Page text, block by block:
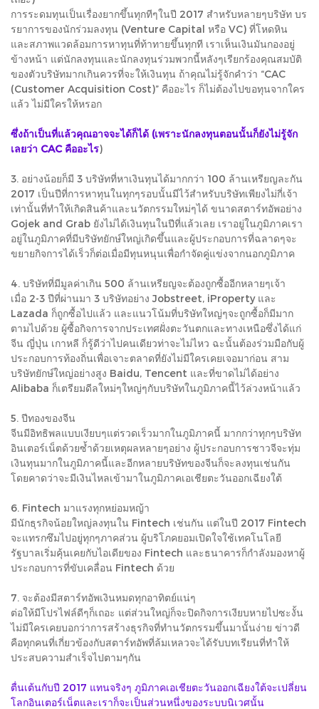
การระดมทุนเป็นเรื่องยากขึ้นทุกทีๆในปี 2017 สำหรับหลายๆบริษัท บร
รยาการของนักร่วมลงทุน (Venture Capital หรือ VC) ที่โหดหิน
และสภาพแวดล้อมการหาทุนที่ท้าทายขึ้นทุกที เราเห็นเงินมันกองอยู่
ข้างหน้า แต่นักลงทุนและนักลงทุนร่วมพวกนี้หลังๆเรียกร้องคุณสมบัติ
ของตัวบริษัทมากเกินควรที่จะให้เงินทุน ถ้าคุณไม่รู้จักคำว่า “CAC
(Customer Acquisition Cost)” คืออะไร ก็ไม่ต้องไปขอทุนจากใคร
แล้ว ไม่มีใครให้หรอก
ซึ่งถ้าเป็นที่แล้วคุณอาจจะได้ก็ได้ (เพราะนักลงทุนตอนนั้นก็ยังไม่รู้จัก
เลยว่า CAC คืออะไร)
3. อย่างน้อยก็มี 3 บริษัทที่หาเงินทุนได้มากกว่า 100 ล้านเหรียญละกัน
2017 เป็นปีที่การหาทุนในทุกๆรอบนั้นมีไว้สำหรับบริษัทเพียงไม่กี่เจ้า
เท่านั้นที่ทำให้เกิดสินค้าและนวัตกรรมใหม่ๆได้ ขนาดสตาร์ทอัพอย่าง
Gojek and Grab ยังไม่ได้เงินทุนในปีที่แล้วเลย เราอยู่ในภูมิภาคเรา
อยู่ในภูมิภาคที่มีบริษัทยักษ์ใหญ่เกิดขึ้นและผู้ประกอบการที่ฉลาดๆจะ
ขยายกิจการได้เร็วก็ต่อเมื่อมีทุนหนุนเพื่อกำจัดคู่แข่งจากนอกภูมิภาค
4. บริษัทที่มีมูลค่าเกิน 500 ล้านเหรียญจะต้องถูกซื้ออีกหลายๆเจ้า
เมื่อ 2-3 ปีที่ผ่านมา 3 บริษัทอย่าง Jobstreet, iProperty และ
Lazada ก็ถูกซื้อไปแล้ว และแนวโน้มที่บริษัทใหญ่ๆจะถูกซื้อก็มีมาก
ตามไปด้วย ผู้ซื้อกิจการจากประเทศฝั่งตะวันตกและทางเหนือซึ่งได้แก่
จีน ญี่ปุ่น เกาหลี ก็รู้ดีว่าไปคนเดียวท่าจะไม่ไหว ฉะนั้นต้องร่วมมือกับผู้
ประกอบการท้องถิ่นเพื่อเจาะตลาดที่ยังไม่มีใครเคยเจอมาก่อน สาม
บริษัทยักษ์ใหญ่อย่างสูง Baidu, Tencent และที่ขาดไม่ได้อย่าง
Alibaba ก็เตรียมดีลใหม่ๆใหญ่ๆกับบริษัทในภูมิภาคนี้ไว้ล่วงหน้าแล้ว
5. ปีทองของจีน
จีนมีอิทธิพลแบบเงียบๆแต่รวดเร็วมากในภูมิภาคนี้ มากกว่าทุกๆบริษัท
อินเตอร์เน็ตด้วยซ้ำด้วยเหตุผลหลายๆอย่าง ผู้ประกอบการชาวจีจะทุ่ม
เงินทุนมากในภูมิภาคนี้และอีกหลายบริษัทของจีนก็จะลงทุนเช่นกัน
โดยคาดว่าจะมีเงินไหลเข้ามาในภูมิภาคเอเชียตะวันออกเฉียงใต้
6. Fintech มาแรงทุกหย่อมหญ้า
มีนักธุรกิจน้อยใหญ่ลงทุนใน Fintech เช่นกัน แต่ในปี 2017 Fintech
จะแทรกซึมไปอยู่ทุกๆภาคส่วน ผู้บริโภคยอมเปิดใจใช้เทคโนโลยี
รัฐบาลเริ่มคุ้นเคยกับไอเดียของ Fintech และธนาคารก็กำลังมองหาผู้
ประกอบการที่ขับเคลื่อน Fintech ด้วย
7. จะต้องมีสตาร์ทอัพเงินหมดทุกอาทิตย์แน่ๆ
ต่อให้มีโปรไฟล์ดีๆก็เถอะ แต่ส่วนใหญ่ก็จะปิดกิจการเงียบหายไปซะงั้น
ไม่มีใครเคยบอกว่าการสร้างธุรกิจที่ทำนวัตกรรมขึ้นมานั้นง่าย ข่าวดี
คือทุกคนที่เกี่ยวข้องกับสตาร์ทอัพที่ล้มเหลวจะได้รับบทเรียนที่ทำให้
ประสบความสำเร็จไปตามๆกัน
ตื่นเต้นกับปี 2017 แทนจริงๆ ภูมิภาคเอเชียตะวันออกเฉียงใต้จะเปลี่ยน
โลกอินเตอร์เน็ตและเราก็จะเป็นส่วนหนึ่งของระบบนิเวศนั้น